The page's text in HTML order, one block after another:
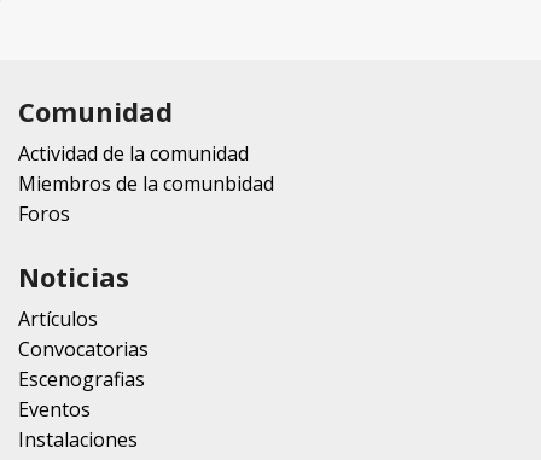
Comunidad
Actividad de la comunidad
Miembros de la comunbidad
Foros
Noticias
Artículos
Convocatorias
Escenografias
Eventos
Instalaciones